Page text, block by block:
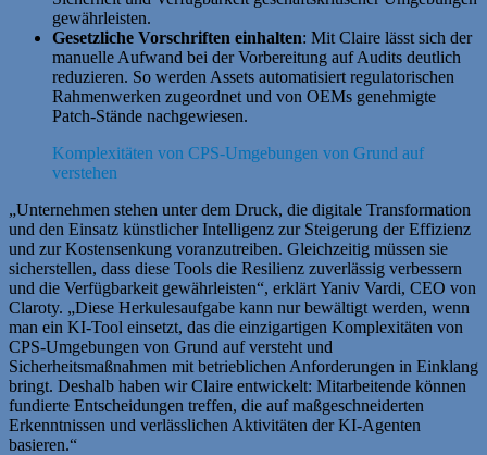
gewährleisten.
Gesetzliche Vorschriften einhalten: Mit Claire lässt sich der
manuelle Aufwand bei der Vorbereitung auf Audits deutlich
reduzieren. So werden Assets automatisiert regulatorischen
Rahmenwerken zugeordnet und von OEMs genehmigte
Patch-Stände nachgewiesen.
Komplexitäten von CPS-Umgebungen von Grund auf
verstehen
„Unternehmen stehen unter dem Druck, die digitale Transformation
und den Einsatz künstlicher Intelligenz zur Steigerung der Effizienz
und zur Kostensenkung voranzutreiben. Gleichzeitig müssen sie
sicherstellen, dass diese Tools die Resilienz zuverlässig verbessern
und die Verfügbarkeit gewährleisten“, erklärt Yaniv Vardi, CEO von
Claroty. „Diese Herkulesaufgabe kann nur bewältigt werden, wenn
man ein KI-Tool einsetzt, das die einzigartigen Komplexitäten von
CPS-Umgebungen von Grund auf versteht und
Sicherheitsmaßnahmen mit betrieblichen Anforderungen in Einklang
bringt. Deshalb haben wir Claire entwickelt: Mitarbeitende können
fundierte Entscheidungen treffen, die auf maßgeschneiderten
Erkenntnissen und verlässlichen Aktivitäten der KI-Agenten
basieren.“